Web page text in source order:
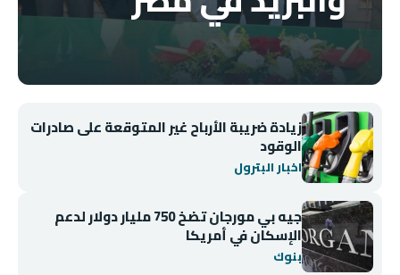
زيادة ضريبة الأرباح غير المتوقعة على صادرات
الوقود
اخبار البترول
جيه بي مورجان تضخ 750 مليار دولار لدعم
الإسكان في أمريكا
بنوك